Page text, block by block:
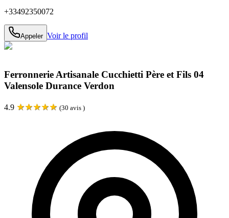
+33492350072
Appeler Voir le profil
Ferronnerie Artisanale Cucchietti Père et Fils 04
Valensole Durance Verdon
4.9 ★★★★★ (30 avis )